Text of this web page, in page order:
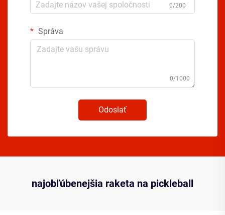
0/200
Správa
0/1000
Odoslať
najobľúbenejšia raketa na pickleball